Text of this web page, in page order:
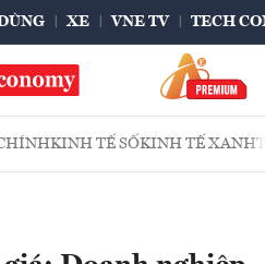
XE VNE TV TECH
KINH TẾ SỐKINH TẾ XANH